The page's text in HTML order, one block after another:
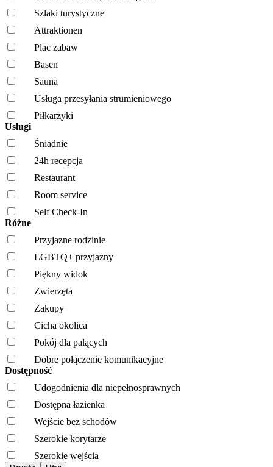
Szlaki turystyczne
Attraktionen
Plac zabaw
Basen
Sauna
Usługa przesyłania strumieniowego
Piłkarzyki
Usługi
Śniadnie
24h recepcja
Restaurant
Room service
Self Check-In
Różne
Przyjazne rodzinie
LGBTQ+ przyjazny
Piękny widok
Zwierzęta
Zakupy
Cicha okolica
Pokój dla palących
Dobre połączenie komunikacyjne
Dostępność
Udogodnienia dla niepełnosprawnych
Dostępna łazienka
Wejście bez schodów
Szerokie korytarze
Szerokie wejścia